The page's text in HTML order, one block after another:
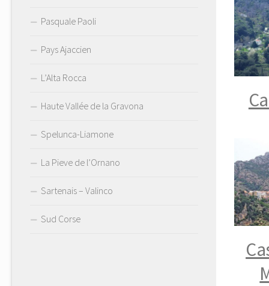
Pasquale Paoli
Pays Ajaccien
L’Alta Rocca
Haute Vallée de la Gravona
Spelunca-Liamone
La Pieve de l’Ornano
Sartenais – Valinco
Sud Corse